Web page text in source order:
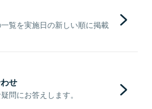
覧を実施日の新しい順に掲載
せ
問にお答えします。